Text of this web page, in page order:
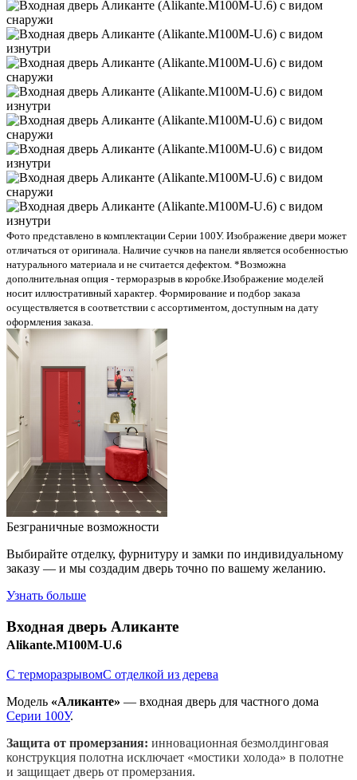
Фото представлено в комплектации Серии 100У. Изображение двери может
отличаться от оригинала. Наличие сучков на панели является особенностью
натурального материала и не считается дефектом. *Возможна
дополнительная опция - терморазрыв в коробке.Изображение моделей
носит иллюстративный характер. Формирование и подбор заказа
осуществляется в соответствии с ассортиментом, доступным на дату
оформления заказа.
Безграничные возможности
Выбирайте отделку, фурнитуру и замки по индивидуальному
заказу — и мы создадим дверь точно по вашему желанию.
Узнать больше
Входная дверь Аликанте
Alikante.M100M-U.6
С терморазрывомС отделкой из дерева
Модель «Аликанте» — входная дверь для частного дома
Серии 100У.
Защита от промерзания: инновационная безмолдинговая
конструкция полотна исключает «мостики холода» в полотне
и защищает дверь от промерзания.